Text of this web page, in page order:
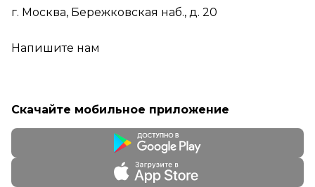
г. Москва, Бережковская наб., д. 20
Напишите нам
Скачайте мобильное приложение